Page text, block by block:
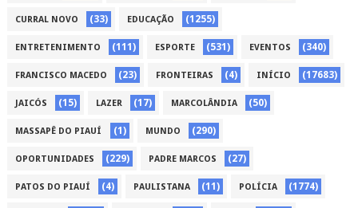
CURRAL NOVO (33) EDUCAÇÃO (1255)
ENTRETENIMENTO (111) ESPORTE (531) EVENTOS (340)
FRANCISCO MACEDO (23) FRONTEIRAS (4) INÍCIO (17683)
JAICÓS (15) LAZER (17) MARCOLÂNDIA (50)
MASSAPÊ DO PIAUÍ (1) MUNDO (290)
OPORTUNIDADES (229) PADRE MARCOS (27)
PATOS DO PIAUÍ (4) PAULISTANA (11) POLÍCIA (1774)